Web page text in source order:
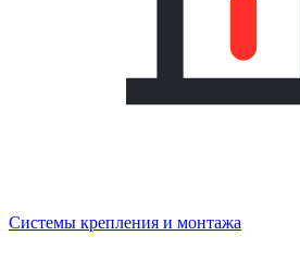
Системы крепления и монтажа